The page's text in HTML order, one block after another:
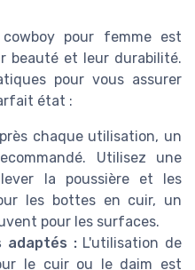
pour femme est
beauté et leur durabilité.
pour vous assurer
état :
chaque utilisation, un
Utilisez une
la poussière et les
les bottes en cuir, un
pour les surfaces.
adaptés :L'utilisation de
le cuir ou le daim est